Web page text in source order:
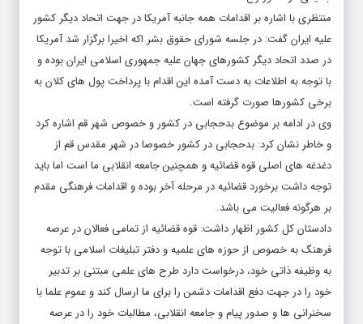
علیه ایران گفت: در جلسه شورای حقوق بشر اکه اخیرا برگزار شد آمریکا
در صدد اتحاد دیگر کشورهای جهان علیه جمهوری اسلامی ایران بوده و
با توجه به اطلاعات به دست آمده این اقدام با پرداخت پول های کلان به
برخی کشورها صورت گرفته است.
وی در ادامه بر موضوع بدحجابی در کشور و خصوص شهر قم اشاره کرد
و خاطر نشان کرد: بدحجابی در کشور خصوصا در شهر مقدس قم از
دغدغه های اصلی قوه قضائیه و همچنین جامعه انقلابی ما است اما باید
توجه داشت برخورد قضائیه در مرحله آخر بوده و اقدامات فرهنگی مقدم
بر هرگونه فعالیت می باشد.
دادستان کل کشور اظهار داشت: قوه قضائیه از تمامی فعالان در عرصه
فرهنگ به خصوص از حوزه های علمیه و دفتر تبلیغات اسلامی با توجه
به وظیفه ذاتی خود، درخواست دارد طرح های علمی مبتنی بر تدبیر
خود را در جهت دفع اقدامات دشمن را برای ما ارسال کند و عموم علما با
سخنرانی ها و صدور پیام و جامعه انقلابی، مطالبات خود را در عرصه
مبارزه با فعالیت های فرهنگی دشمن، بیشتر نمایند تا این امر پشتوانه ما